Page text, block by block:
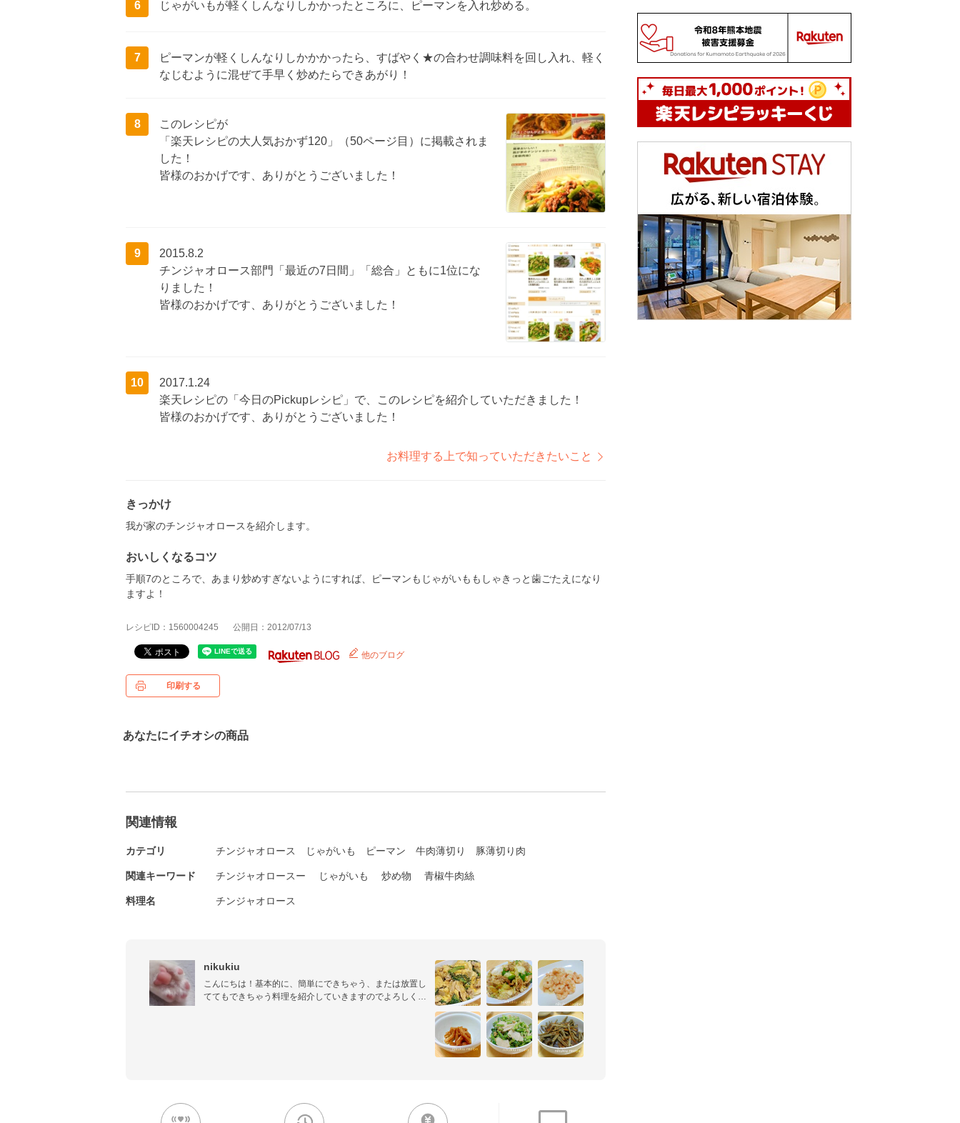
6 じゃがいもが軽くしんなりしかかったところに、ピーマンを入れ炒める。
7
ピーマンが軽くしんなりしかかかったら、すばやく★の合わせ調味料を回し入れ、軽く
なじむように混ぜて手早く炒めたらできあがり！
8
このレシピが
「楽天レシピの大人気おかず120」（50ページ目）に掲載されま
した！
皆様のおかげです、ありがとうございました！
9
2015.8.2
チンジャオロース部門「最近の7日間」「総合」ともに1位にな
りました！
皆様のおかげです、ありがとうございました！
10
2017.1.24
楽天レシピの「今日のPickupレシピ」で、このレシピを紹介していただきました！
皆様のおかげです、ありがとうございました！
お料理する上で知っていただきたいこと
きっかけ
我が家のチンジャオロースを紹介します。
おいしくなるコツ
手順7のところで、あまり炒めすぎないようにすれば、ピーマンもじゃがいももしゃきっと歯ごたえになり
ますよ！
レシピID：1560004245 公開日：2012/07/13
他のブログ
印刷する
あなたにイチオシの商品
関連情報
カテゴリ チンジャオロース じゃがいも ピーマン 牛肉薄切り 豚薄切り肉
関連キーワード チンジャオロースー じゃがいも 炒め物 青椒牛肉絲
料理名 チンジャオロース
nikukiu
こんにちは！基本的に、簡単にできちゃう、または放置し
ててもできちゃう料理を紹介していきますのでよろしくお